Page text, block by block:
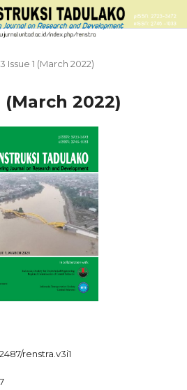
Issue 1 (March 2022)
(March 2022)
renstra.v3i1